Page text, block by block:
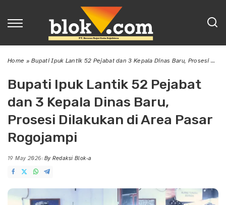
Home »Bupati Ipuk Lantik 52 Pejabat dan 3 Kepala Dinas Baru, Prosesi Dilakukan di Area Pasar Rogojampi
Bupati Ipuk Lantik 52 Pejabat
dan 3 Kepala Dinas Baru,
Prosesi Dilakukan di Area Pasar
Rogojampi
19 May 2026
Posted
by
By Redaksi Blok-a